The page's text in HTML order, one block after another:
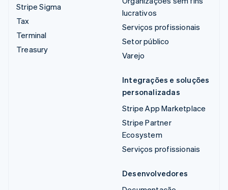
Stripe Sigma
Tax
Terminal
Treasury
lucrativos
Serviços profissionais
Setor público
Varejo
Integrações e soluções
personalizadas
Stripe App Marketplace
Stripe Partner
Ecosystem
Serviços profissionais
Desenvolvedores